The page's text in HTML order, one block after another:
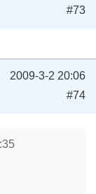
#73
2009-3-2 20:06
#74